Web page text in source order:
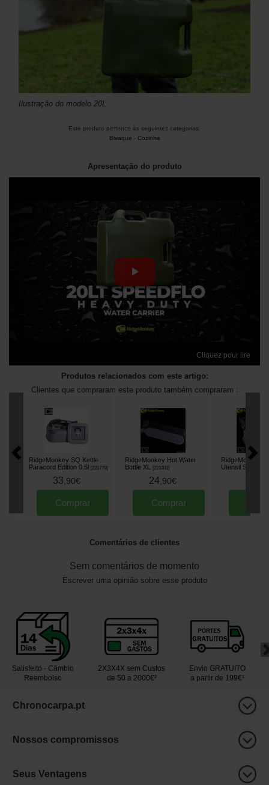
Ilustração do modelo 20L
Este produto pertence às seguintes categorias:
Bivaque - Cozinha
Apresentação do produto
Cliquez pour lire
Produtos relacionados com este artigo:
Clientes que compraram este produto também compraram :
RidgeMonkey SQ Kettle
Paracord Edition 0.5l
[221779]
33,90€
Comprar
RidgeMonkey Hot Water
Bottle XL
[221001]
24,90€
Comprar
RidgeMonkey
Utensil Set
Comentários de clientes
Sem comentários de momento
Escrever uma opinião sobre esse produto
Satisfeito - Câmbio
Reembolso
2X3X4X sem Custos
de 50 a 2000€²
Envio GRATUITO
a partir de 199€¹
Chronocarpa.pt
Nossos compromissos
Seus Ventagens